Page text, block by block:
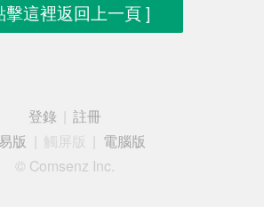
擊這裡返回上一頁 ]
登錄
註冊
版
觸屏版
電腦版
© Comsenz Inc.